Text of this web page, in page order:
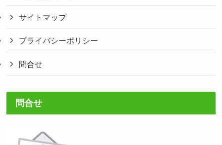
サイトマップ
プライバシーポリシー
問合せ
問合せ